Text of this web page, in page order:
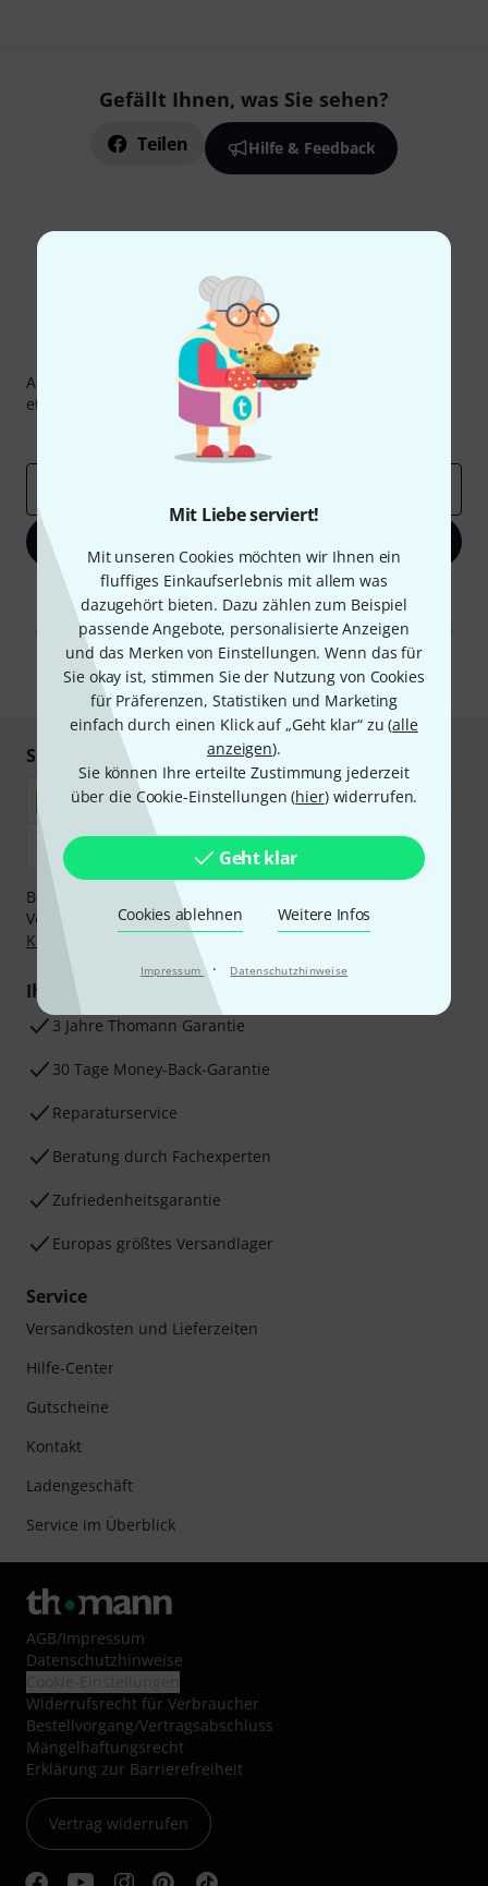
Mit Liebe serviert!
Mit unseren Cookies möchten wir Ihnen ein
fluffiges Einkaufserlebnis mit allem was
dazugehört bieten. Dazu zählen zum Beispiel
passende Angebote, personalisierte Anzeigen
und das Merken von Einstellungen. Wenn das für
Sie okay ist, stimmen Sie der Nutzung von Cookies
für Präferenzen, Statistiken und Marketing
einfach durch einen Klick auf „Geht klar“ zu (alle
anzeigen).
Sie können Ihre erteilte Zustimmung jederzeit
über die Cookie-Einstellungen (hier) widerrufen.
Geht klar
Cookies ablehnen Weitere Infos
Impressum · Datenschutzhinweise
Gefällt Ihnen, was Sie sehen?
Teilen Hilfe & Feedback
Thomann Newsletter
Abonniere den Thomann Newsletter und gewinne mit
etwas Glück einen von
50 Gutscheinen
Inspirierende Beiträge
Mit Klick auf „Jetzt anmelden“ stimmen Sie dem Erhalt von E-Mail-
Werbung und einer Messung des E-Mail-Nutzungsverhaltens zu. Die
Abmeldung ist jederzeit möglich. Weitere Informationen finden Sie in
unserenDatenschutzhinweisen.
* Pflichtfeld
Sicher einkaufen & bezahlen
Bezahlen Sie vertraulich und sicher per Nachnahme,
Vorkasse, PayPal, Amazon Pay,
Klarna Sofort bezahlen
Klarna Ratenzahlung
oder Kreditkarte.
Ihre Vorteile
3 Jahre Thomann Garantie
30 Tage Money-Back-Garantie
Reparaturservice
Beratung durch Fachexperten
Zufriedenheitsgarantie
Europas größtes Versandlager
Service
Versandkosten und Lieferzeiten
Hilfe-Center
Gutscheine
Kontakt
Ladengeschäft
Service im Überblick
AGB/Impressum
Datenschutzhinweise
Widerrufsrecht für Verbraucher
Bestellvorgang/Vertragsabschluss
Mängelhaftungsrecht
Erklärung zur Barrierefreiheit
Vertrag widerrufen